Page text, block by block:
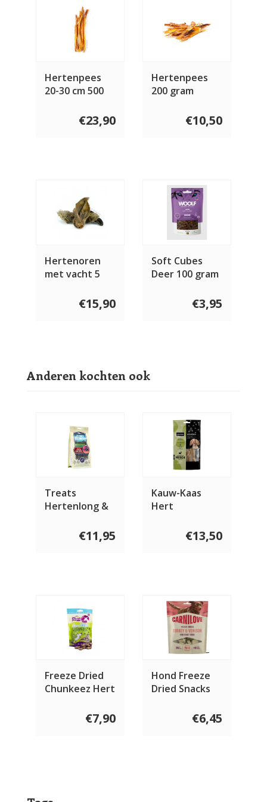
Hertenpees
20-30 cm 500
€23,90
Hertenpees
200 gram
€10,50
Hertenoren
met vacht 5
€15,90
Soft Cubes
Deer 100 gram
€3,95
Anderen kochten ook
Treats
Hertenlong &
€11,95
Kauw-Kaas
Hert
€13,50
Freeze Dried
Chunkeez Hert
€7,90
Hond Freeze
Dried Snacks
€6,45